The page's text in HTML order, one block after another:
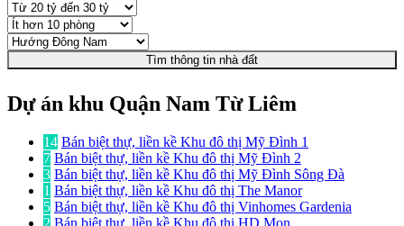
Tìm thông tin nhà đất
Dự án khu Quận Nam Từ Liêm
14 Bán biệt thự, liền kề Khu đô thị Mỹ Đình 1
7 Bán biệt thự, liền kề Khu đô thị Mỹ Đình 2
3 Bán biệt thự, liền kề Khu đô thị Mỹ Đình Sông Đà
1 Bán biệt thự, liền kề Khu đô thị The Manor
5 Bán biệt thự, liền kề Khu đô thị Vinhomes Gardenia
2 Bán biệt thự, liền kề Khu đô thị HD Mon